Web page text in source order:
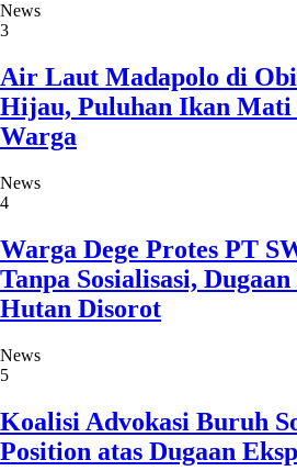
News
3
Air Laut Madapolo di
Hijau, Puluhan Ikan
Warga
News
4
Warga Dege Protes PT
Tanpa Sosialisasi,
Hutan Disorot
News
5
Koalisi Advokasi Buruh
Position atas Dugaan